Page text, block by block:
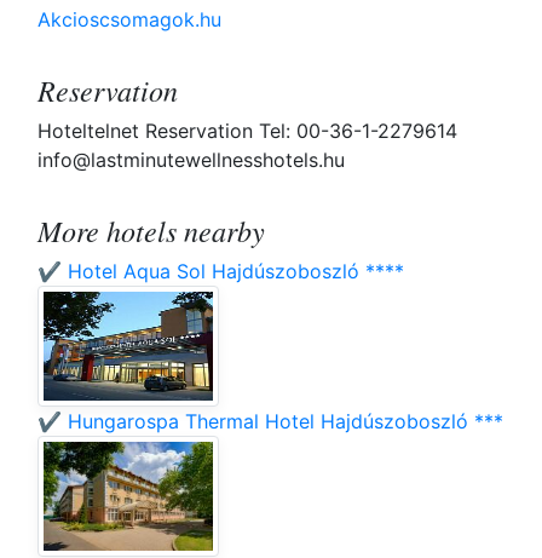
Akcioscsomagok.hu
Reservation
Hoteltelnet Reservation Tel: 00-36-1-2279614
info@lastminutewellnesshotels.hu
More hotels nearby
✔️ Hotel Aqua Sol Hajdúszoboszló ****
✔️ Hungarospa Thermal Hotel Hajdúszoboszló ***